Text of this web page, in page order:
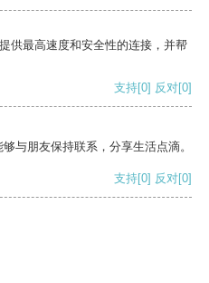
供最高速度和安全性的连接，并帮
支持[0] 反对[0]
与朋友保持联系，分享生活点滴。
支持[0] 反对[0]